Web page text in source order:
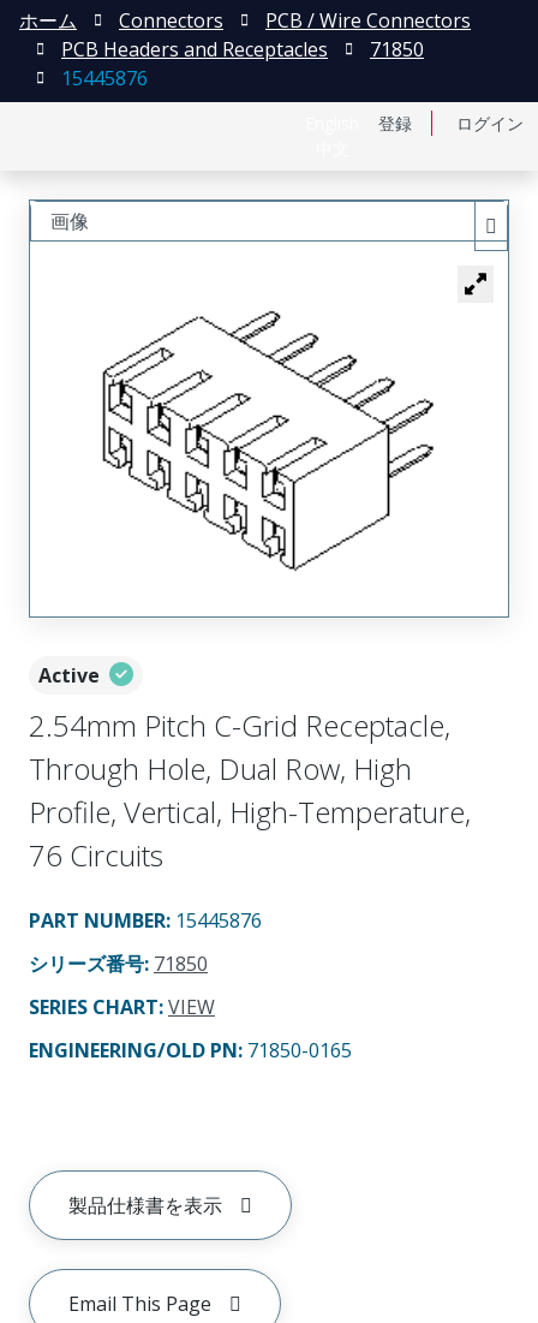
登録 ログイン
ホーム Connectors
PCB / Wire Connectors
PCB Headers and Receptacles
71850
15445876
Active
2.54mm Pitch C-Grid Receptacle,
Through Hole, Dual Row, High
Profile, Vertical, High-Temperature,
76 Circuits
PART NUMBER: 15445876
シリーズ番号: 71850
SERIES CHART:VIEW
ENGINEERING/OLD PN: 71850-0165
製品仕様書を表示
Email This Page
画像